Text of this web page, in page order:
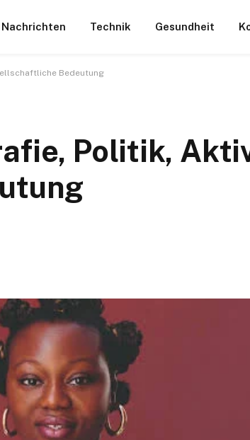
Nachrichten Technik Gesundheit
Bedeutung
Politik,